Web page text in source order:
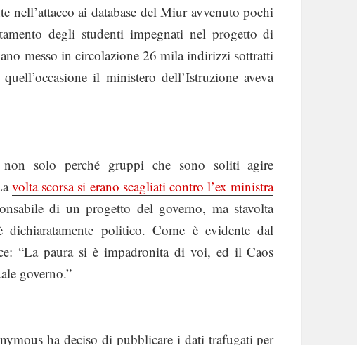
nell’attacco ai database del Miur avvenuto pochi
degli studenti impegnati nel progetto di
messo in circolazione 26 mila indirizzi sottratti
il ministero dell’Istruzione aveva
solo perché gruppi che sono soliti agire
volta scorsa si erano scagliati contro l’ex ministra
di un progetto del governo, ma stavolta
politico. Come è evidente dal
“La paura si è impadronita di voi, ed il Caos
governo.”
ha deciso di pubblicare i dati trafugati per